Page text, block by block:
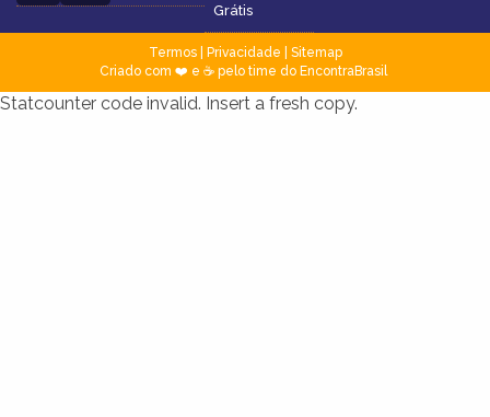
Grátis
Termos| Privacidade
Sitemap
Criado com ❤️ e ☕ pelo time do EncontraBrasil
Statcounter code invalid. Insert a fresh copy.